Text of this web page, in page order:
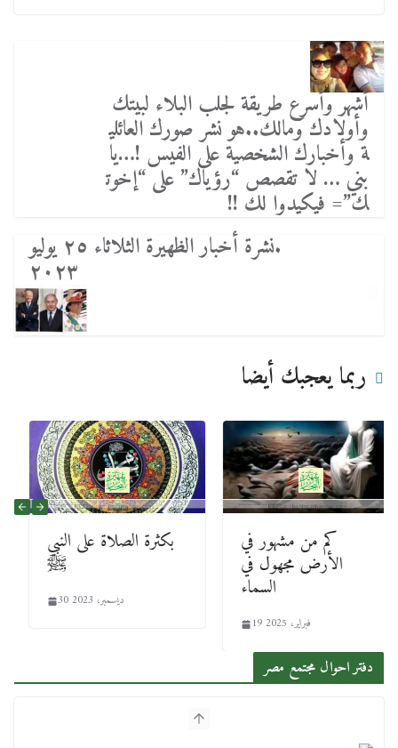
أشهر وأسرع طريقة لجلب البلاء لبيتك
وأولادك ومالك..هو نشر صورك العائلي
ة وأخبارك الشخصية على الفيس !…يا
بني … لا تقصص “رؤياك” على “إخوت
ك”= فيكيدوا لك !!
.نشرة أخبار الظهيرة الثلاثاء ٢٥ يوليو
٢٠٢٣
ربما يعجبك أيضا
بكثرة الصلاة على النبي
ﷺ
30 ديسمبر، 2023
كم من مشهور في
الأرض مجهول في
السماء
19 فبراير، 2025
دفتر احوال مجتمع مصر